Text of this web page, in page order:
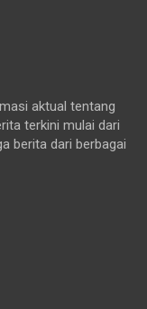
aktual tentang
terkini mulai dari
berita dari berbagai